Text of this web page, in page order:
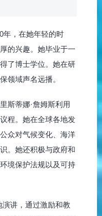
年，在她年轻的时
的兴趣。她毕业于一
了博士学位。她在研
领域声名远播。
斯蒂娜·詹姆斯利用
程。她在全球各地发
众对气候变化、海洋
。她还积极与政府和
境保护法规以及可持
演讲，通过激励和教